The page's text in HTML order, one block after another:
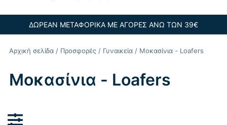
ΔΩΡΕΑΝ ΜΕΤΑΦΟΡΙΚΑ ΜΕ ΑΓΟΡΕΣ ΑΝΩ ΤΩΝ 39€
Αρχική σελίδα / Προσφορές / Γυναικεία / Μοκασίνια - Loafers
Μοκασίνια - Loafers